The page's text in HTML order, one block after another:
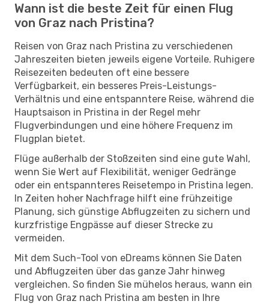
Wann ist die beste Zeit für einen Flug
von Graz nach Pristina?
Reisen von Graz nach Pristina zu verschiedenen
Jahreszeiten bieten jeweils eigene Vorteile. Ruhigere
Reisezeiten bedeuten oft eine bessere
Verfügbarkeit, ein besseres Preis-Leistungs-
Verhältnis und eine entspanntere Reise, während die
Hauptsaison in Pristina in der Regel mehr
Flugverbindungen und eine höhere Frequenz im
Flugplan bietet.
Flüge außerhalb der Stoßzeiten sind eine gute Wahl,
wenn Sie Wert auf Flexibilität, weniger Gedränge
oder ein entspannteres Reisetempo in Pristina legen.
In Zeiten hoher Nachfrage hilft eine frühzeitige
Planung, sich günstige Abflugzeiten zu sichern und
kurzfristige Engpässe auf dieser Strecke zu
vermeiden.
Mit dem Such-Tool von eDreams können Sie Daten
und Abflugzeiten über das ganze Jahr hinweg
vergleichen. So finden Sie mühelos heraus, wann ein
Flug von Graz nach Pristina am besten in Ihre